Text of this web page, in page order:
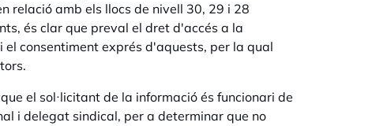
relació amb els llocs de nivell 30, 29 i 28
és clar que preval el dret d'accés a la
consentiment exprés d'aquests, per la qual
el sol·licitant de la informació és funcionari de
i delegat sindical, per a determinar que no